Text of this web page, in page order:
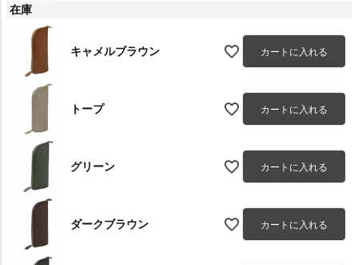
在庫
キャメルブラウン カートに入れる
トープ カートに入れる
グリーン カートに入れる
ダークブラウン カートに入れる